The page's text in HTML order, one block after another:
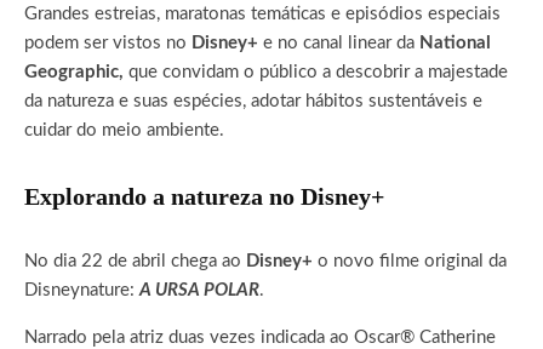
Grandes estreias, maratonas temáticas e episódios especiais
podem ser vistos no Disney+ e no canal linear da National
Geographic, que convidam o público a descobrir a majestade
da natureza e suas espécies, adotar hábitos sustentáveis ​​e
cuidar do meio ambiente.
Explorando a natureza no Disney+
No dia 22 de abril chega ao Disney+ o novo filme original da
Disneynature: A URSA POLAR.
Narrado pela atriz duas vezes indicada ao Oscar® Catherine